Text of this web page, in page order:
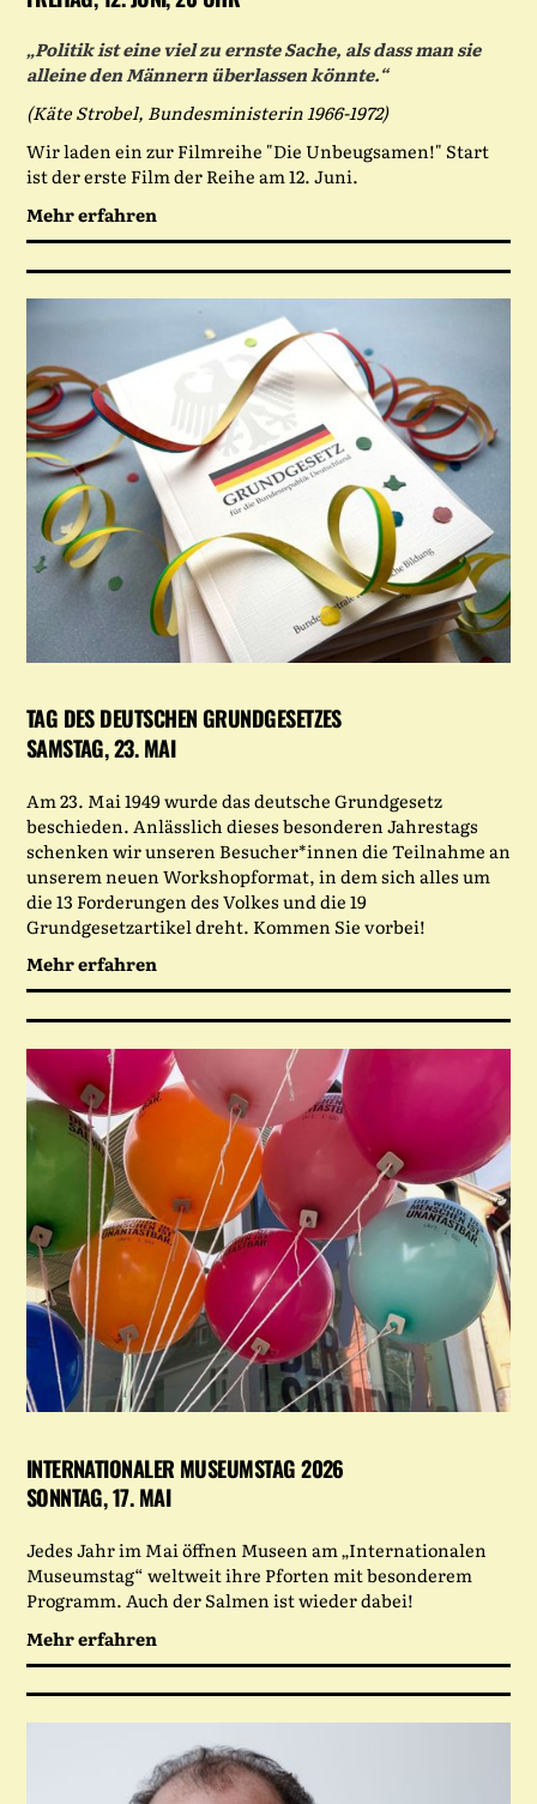
„Politik ist eine viel zu ernste Sache, als dass man sie
alleine den Männern überlassen könnte.“
(Käte Strobel, Bundesministerin 1966-1972)
Wir laden ein zur Filmreihe "Die Unbeugsamen!" Start
ist der erste Film der Reihe am 12. Juni.
Mehr erfahren
TAG DES DEUTSCHEN GRUNDGESETZES
SAMSTAG, 23. MAI
Am 23. Mai 1949 wurde das deutsche Grundgesetz
beschieden. Anlässlich dieses besonderen Jahrestags
schenken wir unseren Besucher*innen die Teilnahme an
unserem neuen Workshopformat, in dem sich alles um
die 13 Forderungen des Volkes und die 19
Grundgesetzartikel dreht. Kommen Sie vorbei!
Mehr erfahren
INTERNATIONALER MUSEUMSTAG 2026
SONNTAG, 17. MAI
Jedes Jahr im Mai öffnen Museen am „Internationalen
Museumstag“ weltweit ihre Pforten mit besonderem
Programm. Auch der Salmen ist wieder dabei!
Mehr erfahren